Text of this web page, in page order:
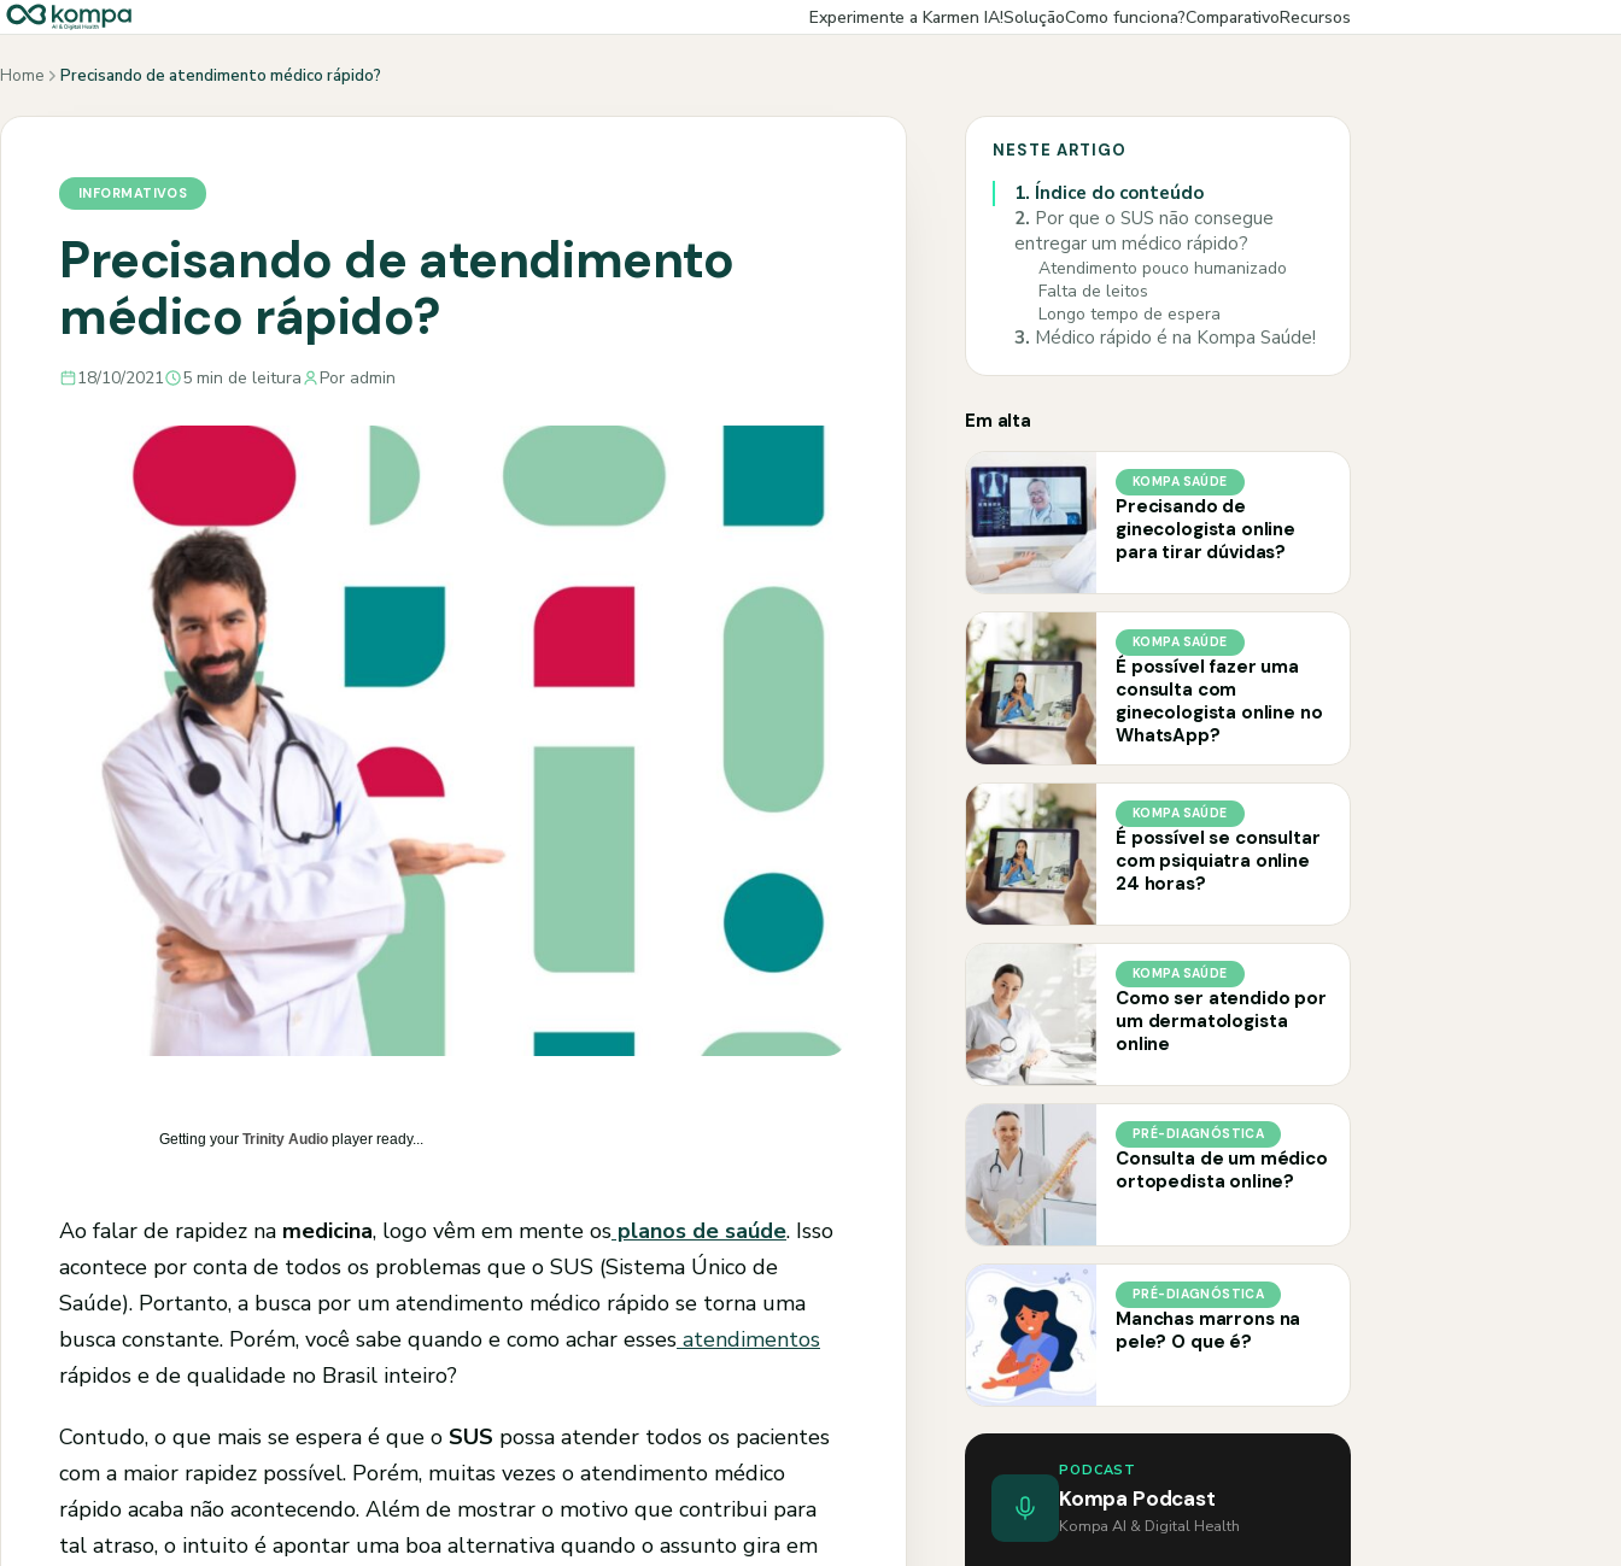
Experimente a Karmen IA!SoluçãoComo funciona?ComparativoRecursos
Home Precisando de atendimento médico rápido?
INFORMATIVOS
Precisando de atendimento
médico rápido?
18/10/2021 5 min de leitura Por admin
Getting your Trinity Audio player ready...
Ao falar de rapidez na medicina, logo vêm em mente os planos de saúde. Isso
acontece por conta de todos os problemas que o SUS (Sistema Único de
Saúde). Portanto, a busca por um atendimento médico rápido se torna uma
busca constante. Porém, você sabe quando e como achar esses atendimentos
rápidos e de qualidade no Brasil inteiro?
Contudo, o que mais se espera é que o SUS possa atender todos os pacientes
com a maior rapidez possível. Porém, muitas vezes o atendimento médico
rápido acaba não acontecendo. Além de mostrar o motivo que contribui para
tal atraso, o intuito é apontar uma boa alternativa quando o assunto gira em
NESTE ARTIGO
1. Índice do conteúdo
2. Por que o SUS não consegue
entregar um médico rápido?
Atendimento pouco humanizado
Falta de leitos
Longo tempo de espera
3. Médico rápido é na Kompa Saúde!
Em alta
KOMPA SAÚDE
Precisando de
ginecologista online
para tirar dúvidas?
KOMPA SAÚDE
É possível fazer uma
consulta com
ginecologista online no
WhatsApp?
KOMPA SAÚDE
É possível se consultar
com psiquiatra online
24 horas?
KOMPA SAÚDE
Como ser atendido por
um dermatologista
online
PRÉ-DIAGNÓSTICA
Consulta de um médico
ortopedista online?
PRÉ-DIAGNÓSTICA
Manchas marrons na
pele? O que é?
PODCAST
Kompa Podcast
Kompa AI & Digital Health